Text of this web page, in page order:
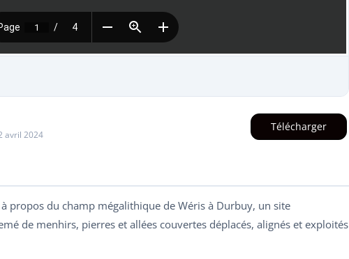
avril 2024
Télécharger
propos du champ mégalithique de Wéris à Durbuy, un site
de menhirs, pierres et allées couvertes déplacés, alignés et exploités